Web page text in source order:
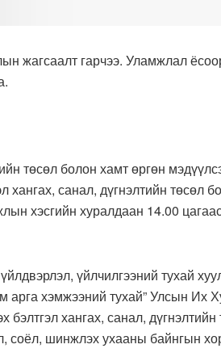
жагсаалт гарчээ. Уламжлал
төсөл болон хамт өргөн
хангах, санал, дүгнэлтийн төсөл
хэсгийн хуралдаан 14.00
үйлчилгээний тухай
арга хэмжээний тухай” Улсын Их
бэлтгэл хангах, санал,
соёл, шинжлэх ухааны байнгын